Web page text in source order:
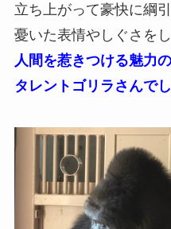
立ち上がって豪快に綱
憂いた表情やしぐさを
人間を惹きつける魅力
タレントゴリラさんでし